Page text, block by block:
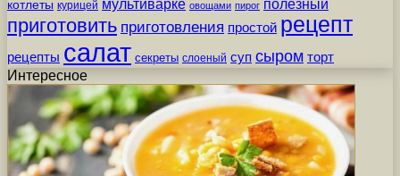
котлеты курицей мультиварке овощами пирог полезный
приготовить приготовления простой рецепт
рецепты салат секреты слоеный суп сыром торт
Интересное